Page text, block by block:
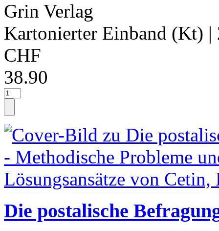
Grin Verlag
Kartonierter Einband (Kt) |
CHF
38.90
Die postalische